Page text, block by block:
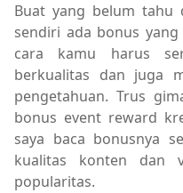
Buat yang belum tahu
sendiri ada bonus
cara kamu harus
berkualitas dan juga
pengetahuan. Trus
bonus event reward
saya baca bonusnya
kualitas konten dan
popularitas.